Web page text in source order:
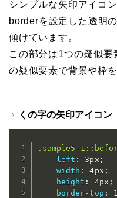
シンプルな矢印アイコ
borderを設定した透明
傾けています。
この部分は1つの疑似
の疑似要素で背景や枠
くの字の矢印アイコン
.sample5-
left : 3px ;
width : 4px ;
height : 4px ;
border-top :